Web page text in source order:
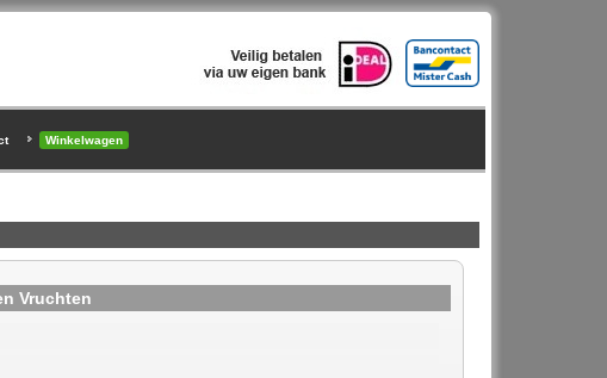
Winkelwagen
Vruchten